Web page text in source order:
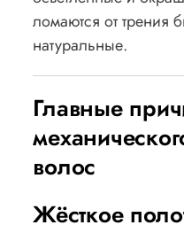
ломаются от трения
натуральные.
Главные
волос
Жёсткое